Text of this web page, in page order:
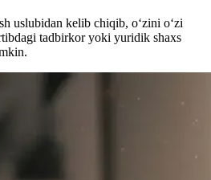
uslubidan kelib chiqib, o‘zini o‘zi
tadbirkor yoki yuridik shaxs